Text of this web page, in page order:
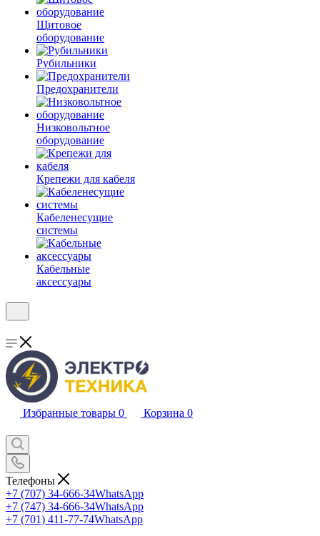
Щитовое
оборудование
Рубильники
Предохранители
Низковольтное
оборудование
Крепежи для кабеля
Кабеленесущие
системы
Кабельные
аксессуары
Избранные товары 0 Корзина 0
Телефоны
+7 (707) 34-666-34WhatsApp
+7 (747) 34-666-34WhatsApp
+7 (701) 411-77-74WhatsApp